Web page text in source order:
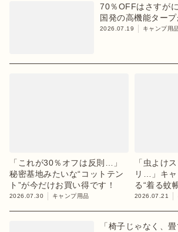
70％OFFはさすが
国発の高機能タープ
2026.07.19 キャンプ用
「これが30％オフは反則…」
秘密基地みたいな“コットテン
ト”が今だけお買い得です！
2026.07.30 キャンプ用品
「虫よけ
リ…」キ
る“着る蚊
【目利きの
2026.07.21
「椅子じゃなく、